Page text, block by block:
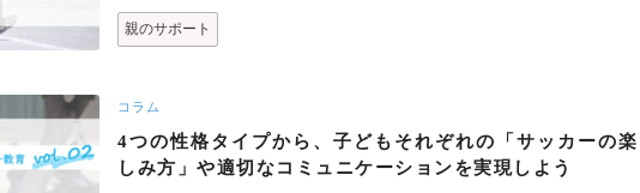
親のサポート
コラム
4つの性格タイプから、子どもそれぞれの「サッカーの楽
しみ方」や適切なコミュニケーションを実現しよう